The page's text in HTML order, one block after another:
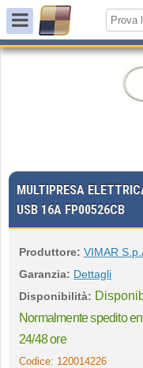
MULTIPRESA
USB 16A FP00526CB
Produttore: VIMAR
Garanzia: Dettagli
Disponibilità:
Normalmente spedito
24/48 ore
Codice: 120014226